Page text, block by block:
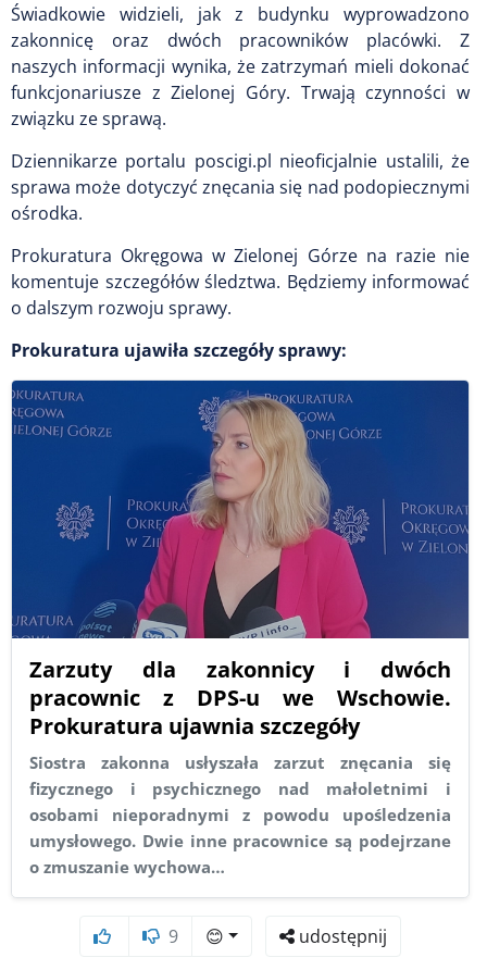
Świadkowie widzieli, jak z budynku wyprowadzono
zakonnicę oraz dwóch pracowników placówki. Z
naszych informacji wynika, że zatrzymań mieli dokonać
funkcjonariusze z Zielonej Góry. Trwają czynności w
związku ze sprawą.
Dziennikarze portalu poscigi.pl nieoficjalnie ustalili, że
sprawa może dotyczyć znęcania się nad podopiecznymi
ośrodka.
Prokuratura Okręgowa w Zielonej Górze na razie nie
komentuje szczegółów śledztwa. Będziemy informować
o dalszym rozwoju sprawy.
Prokuratura ujawiła szczegóły sprawy:
Zarzuty dla zakonnicy i dwóch
pracownic z DPS-u we Wschowie.
Prokuratura ujawnia szczegóły
Siostra zakonna usłyszała zarzut znęcania się
fizycznego i psychicznego nad małoletnimi i
osobami nieporadnymi z powodu upośledzenia
umysłowego. Dwie inne pracownice są podejrzane
o zmuszanie wychowa…
9 😊 udostępnij